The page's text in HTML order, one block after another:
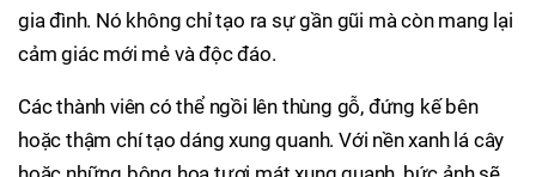
gia đình. Nó không chỉ tạo ra sự gần gũi mà còn mang lại
cảm giác mới mẻ và độc đáo.
Các thành viên có thể ngồi lên thùng gỗ, đứng kế bên
hoặc thậm chí tạo dáng xung quanh. Với nền xanh lá cây